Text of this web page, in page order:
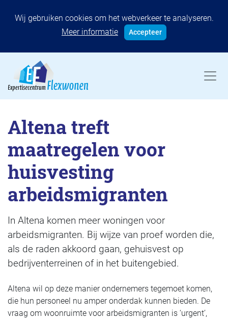
Wij gebruiken cookies om het webverkeer te analyseren.
Meer informatie
Accepteer
Altena treft
maatregelen voor
huisvesting
arbeidsmigranten
In Altena komen meer woningen voor
arbeidsmigranten. Bij wijze van proef worden die,
als de raden akkoord gaan, gehuisvest op
bedrijventerreinen of in het buitengebied.
Altena wil op deze manier ondernemers tegemoet komen,
die hun personeel nu amper onderdak kunnen bieden. De
vraag om woonruimte voor arbeidsmigranten is ‘urgent’,